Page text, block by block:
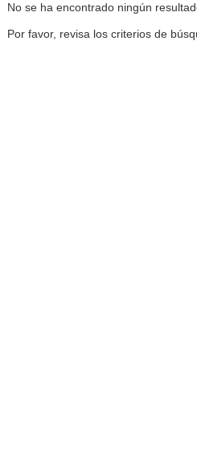
No se ha encontrado ningún
Por favor, revisa los criterios de